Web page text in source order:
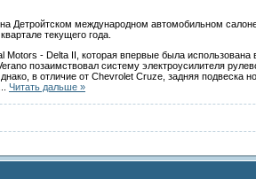
Детройтском международном автомобильном
текущего года.
- Delta II, которая впервые была использована
позаимствовал систему электроусилителя
в отличие от Chevrolet Cruze, задняя подвеска
Читать дальше »